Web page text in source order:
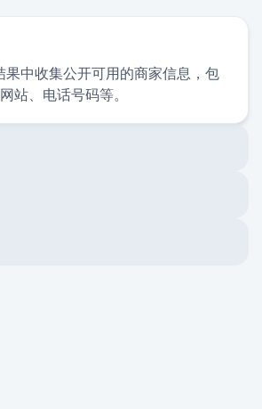
中收集公开可用的商家信息，包
站、电话号码等。